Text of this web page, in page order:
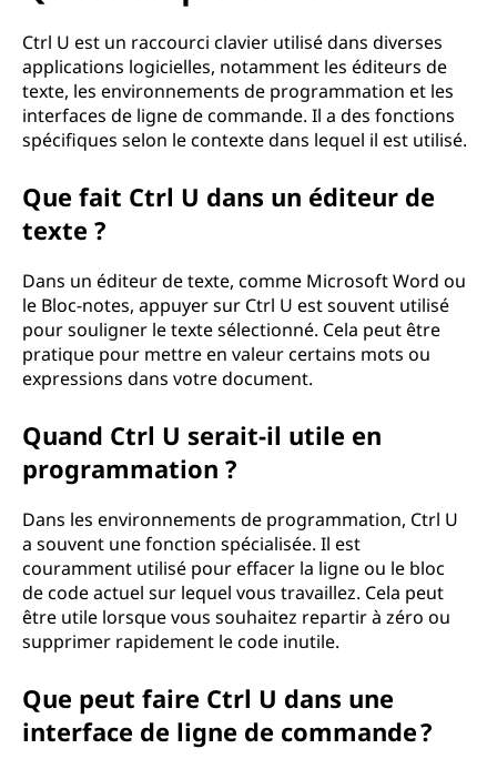
Ctrl U est un raccourci clavier utilisé dans diverses
applications logicielles, notamment les éditeurs de
texte, les environnements de programmation et les
interfaces de ligne de commande. Il a des fonctions
spécifiques selon le contexte dans lequel il est utilisé.
Que fait Ctrl U dans un éditeur de
texte ?
Dans un éditeur de texte, comme Microsoft Word ou
le Bloc-notes, appuyer sur Ctrl U est souvent utilisé
pour souligner le texte sélectionné. Cela peut être
pratique pour mettre en valeur certains mots ou
expressions dans votre document.
Quand Ctrl U serait-il utile en
programmation ?
Dans les environnements de programmation, Ctrl U
a souvent une fonction spécialisée. Il est
couramment utilisé pour effacer la ligne ou le bloc
de code actuel sur lequel vous travaillez. Cela peut
être utile lorsque vous souhaitez repartir à zéro ou
supprimer rapidement le code inutile.
Que peut faire Ctrl U dans une
interface de ligne de commande ?